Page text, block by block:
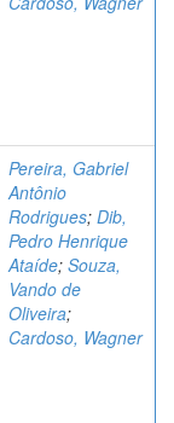
Pereira, Gabriel
Antônio
Rodrigues; Dib,
Pedro Henrique
Ataíde; Souza,
Vando de
Oliveira;
Cardoso, Wagner